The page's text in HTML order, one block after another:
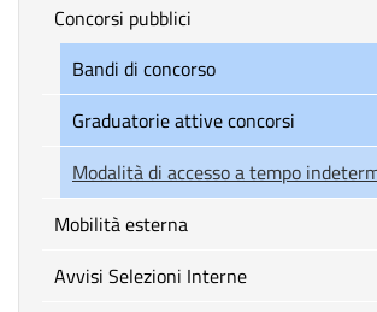
Concorsi pubblici
Bandi di concorso
Graduatorie attive concorsi
Modalità di accesso a tempo
Mobilità esterna
Avvisi Selezioni Interne